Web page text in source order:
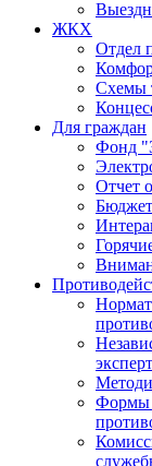
ЖКХ
Отдел
Схемы
Для граждан
Фонд
Отчет
Формы